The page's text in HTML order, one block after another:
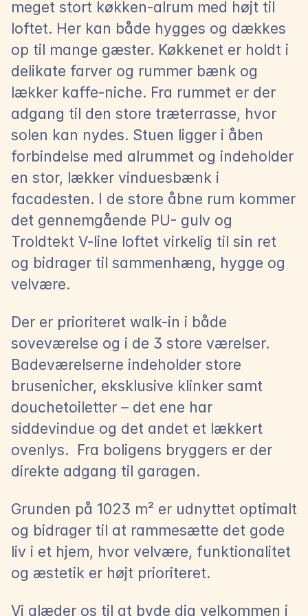
meget stort køkken-alrum med højt til
loftet. Her kan både hygges og dækkes
op til mange gæster. Køkkenet er holdt i
delikate farver og rummer bænk og
lækker kaffe-niche. Fra rummet er der
adgang til den store træterrasse, hvor
solen kan nydes. Stuen ligger i åben
forbindelse med alrummet og indeholder
en stor, lækker vinduesbænk i
facadesten. I de store åbne rum kommer
det gennemgående PU- gulv og
Troldtekt V-line loftet virkelig til sin ret
og bidrager til sammenhæng, hygge og
velvære.
Der er prioriteret walk-in i både
soveværelse og i de 3 store værelser.
Badeværelserne indeholder store
brusenicher, eksklusive klinker samt
douchetoiletter – det ene har
siddevindue og det andet et lækkert
ovenlys.  Fra boligens bryggers er der
direkte adgang til garagen.
Grunden på 1023 m² er udnyttet optimalt
og bidrager til at rammesætte det gode
liv i et hjem, hvor velvære, funktionalitet
og æstetik er højt prioriteret.
Vi glæder os til at byde dig velkommen i